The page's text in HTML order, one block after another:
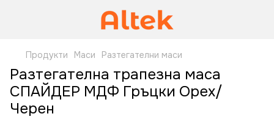
Продукти Маси Разтегателни маси
Разтегателна трапезна маса
СПАЙДЕР МДФ Гръцки Орех/
Черен